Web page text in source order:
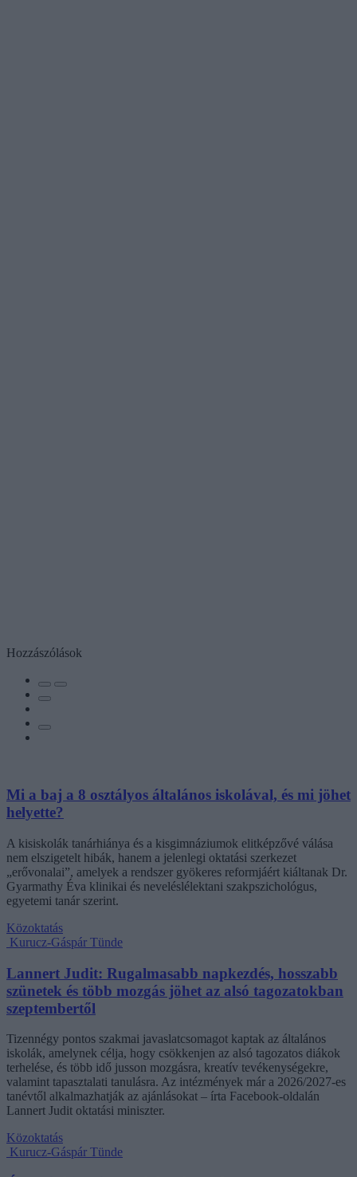
Hozzászólások
Mi a baj a 8 osztályos általános iskolával, és mi jöhet
helyette?
A kisiskolák tanárhiánya és a kisgimnáziumok elitképzővé válása
nem elszigetelt hibák, hanem a jelenlegi oktatási szerkezet
„erővonalai”, amelyek a rendszer gyökeres reformjáért kiáltanak Dr.
Gyarmathy Éva klinikai és neveléslélektani szakpszichológus,
egyetemi tanár szerint.
Közoktatás
Kurucz-Gáspár Tünde
Lannert Judit: Rugalmasabb napkezdés, hosszabb
szünetek és több mozgás jöhet az alsó tagozatokban
szeptembertől
Tizennégy pontos szakmai javaslatcsomagot kaptak az általános
iskolák, amelynek célja, hogy csökkenjen az alsó tagozatos diákok
terhelése, és több idő jusson mozgásra, kreatív tevékenységekre,
valamint tapasztalati tanulásra. Az intézmények már a 2026/2027-es
tanévtől alkalmazhatják az ajánlásokat – írta Facebook-oldalán
Lannert Judit oktatási miniszter.
Közoktatás
Kurucz-Gáspár Tünde